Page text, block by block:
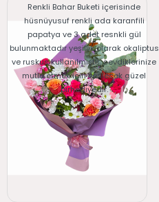
Renkli Bahar Buketi içerisinde
hüsnüyusuf renkli ada karanfili
papatya ve 3 adet resnkli gül
bulunmaktadır yeşillik olarak okaliptus
ve ruskus kullanılmıştır. sevdiklerinize
mutlu etmek için verilecek güzel
birhediyedir.